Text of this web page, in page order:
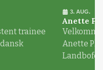
trainee
3. AUG.
Anette
Anette